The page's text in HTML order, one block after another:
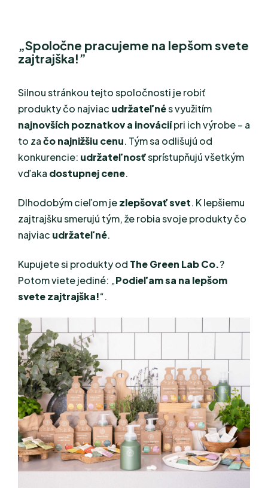
„Spoločne pracujeme na lepšom svete
zajtrajška!”
Silnou stránkou tejto spoločnosti je robiť
produkty čo najviac udržateľnés využitím
najnovších poznatkov a inováciípri ich výrobe – a
to začo najnižšiu cenu. Tým sa odlišujú od
konkurencie: udržateľnosťsprístupňujú všetkým
vďaka dostupnej cene.
Dlhodobým cieľom jezlepšovať svet. K lepšiemu
zajtrajšku smerujú tým, že robia svoje produkty čo
najviac udržateľné.
Kupujete si produkty od The Green Lab Co.?
Potom viete jediné: „Podieľam sa na lepšom
svete zajtrajška!“.